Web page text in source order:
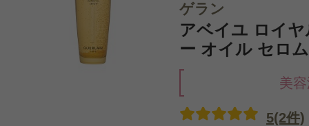
ゲラン
アベイユ ロイ
ー オイル セロ
美
5(2件)